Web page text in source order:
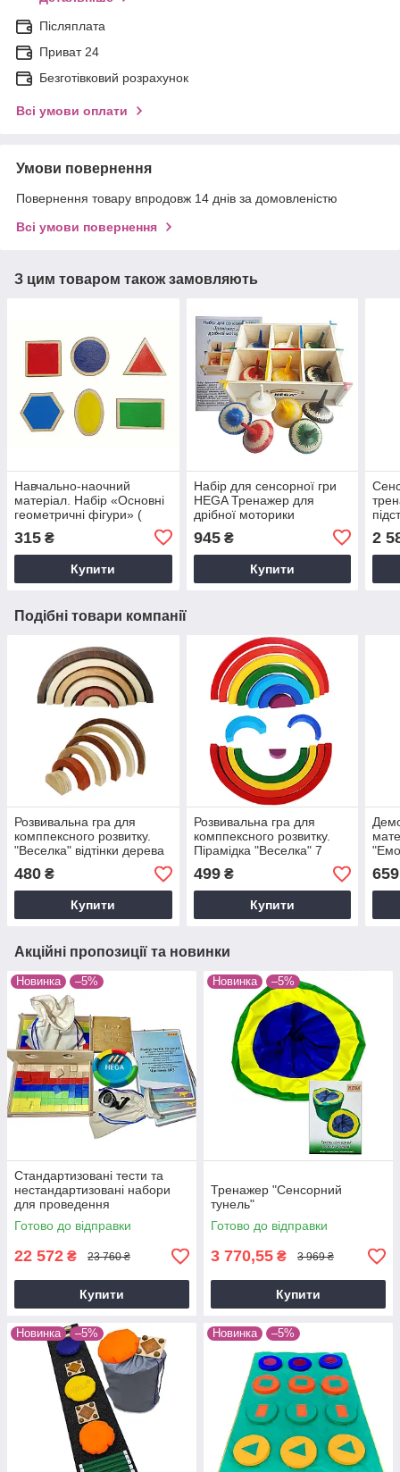
Післяплата
Приват 24
Безготівковий розрахунок
Всі умови оплати
Умови повернення
Повернення товару впродовж 14 днів за домовленістю
Всі умови повернення
З цим товаром також замовляють
Навчально-наочний
матерiал. Набір «Основні
геометричні фігури» (
315 ₴
Купити
Набір для сенсорної гри
HEGA Тренажер для
дрібної моторики
945₴
Купити
2
Подібні товари компанії
Розвивальна гра для
комппексного розвитку.
"Веселка" відтінки дерева
480 ₴
Купити
Розвивальна гра для
комппексного розвитку.
Пірамідка "Веселка" 7
кольорів
499₴
Купити
659
Акційні пропозиції та новинки
Новинка –5%
Стандартизованi тести та
нестандартизованi набори
для проведення
терапевтичного
оцiнювання.Сенсорний
фiзiотест"Основний"
Готово до відправки
22 572 ₴ 23 760 ₴
Купити
Новинка –5%
Тренажер "Сенсорний
тунель"
Готово до відправки
3 770,55 ₴ 3 969 ₴
Купити
Новинка –5% Новинка –5%